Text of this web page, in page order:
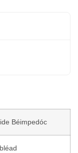
Béimpedóc